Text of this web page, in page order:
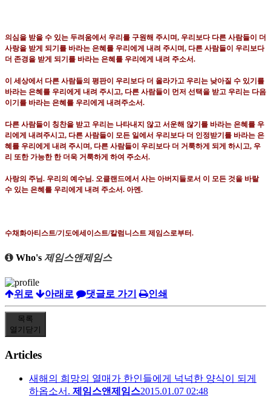
의심을 받을 수 있는 두려움에서 우리를 구원해 주시며, 우리보다 다른 사람들이 더
사랑을 받게 되기를 바라는 은혜를 우리에게 내려 주시며, 다른 사람들이 우리보다
더 존경을 받게 되기를 바라는 은혜를 우리에게 내려 주소서.
이 세상에서 다른 사람들의 평판이 우리보다 더 올라가고 우리는 낮아질 수 있기를
바라는 은혜를 우리에게 내려 주시고, 다른 사람들이 먼저 선택을 받고 우리는 다음
이기를 바라는 은혜를 우리에게 내려주소서.
다른 사람들이 칭찬을 받고 우리는 나타내지 않고 서운해 않기를 바라는 은혜를 우
리에게 내려주시고, 다른 사람들이 모든 일에서 우리보다 더 인정받기를 바라는 은
혜를 우리에게 내려 주시며, 다른 사람들이 우리보다 더 거룩하게 되게 하시고, 우
리 또한 가능한 한 더욱 거룩하게 하여 주소서.
사랑의 주님. 우리의 예수님. 오클랜드에서 사는 아버지들로서 이 모든 것을 바랄
수 있는 은혜를 우리에게 내려 주소서. 아멘.
수채화아티스트/기도에세이스트/칼럼니스트 제임스로부터.
Who's 제임스앤제임스
위로 아래로 댓글로 가기 인쇄
목록
열기 닫기
Articles
새해의 희망의 열매가 한인들에게 넉넉한 양식이 되게
하옵소서. 제임스앤제임스2015.01.07 02:48